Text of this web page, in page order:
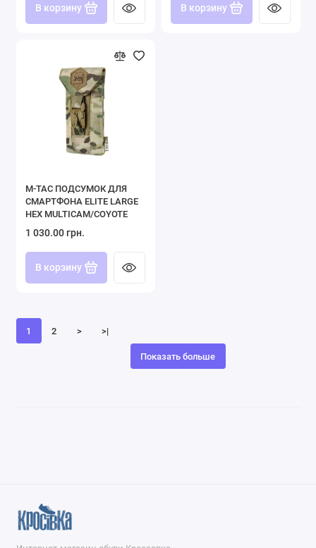
В корзину В корзину
M-TAC ПОДСУМОК ДЛЯ
СМАРТФОНА ELITE LARGE
HEX MULTICAM/COYOTE
1 030.00 грн.
В корзину
1 2 > >|
Показать больше